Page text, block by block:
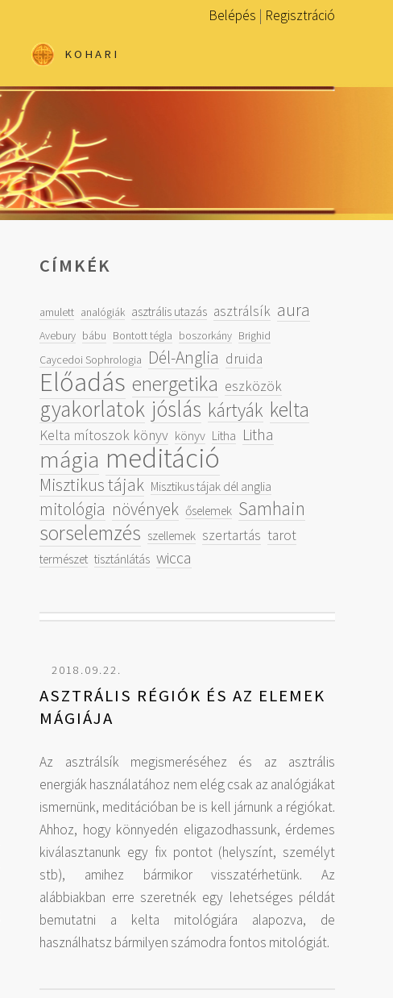
Belépés | Regisztráció
KOHARI
CÍMKÉK
amulett analógiák asztrális utazás asztrálsík aura
Avebury bábu Bontott tégla boszorkány Brighid
Caycedoi Sophrologia
Dél-Anglia druida
Előadás energetika eszközök
gyakorlatok jóslás kártyák kelta
Kelta mítoszok könyv könyv Litha Litha
mágia meditáció
Misztikus tájak Misztikus tájak dél anglia
mitológia növények őselemek Samhain
sorselemzés szellemek szertartás tarot
természet tisztánlátás wicca
2018.09.22.
ASZTRÁLIS RÉGIÓK ÉS AZ ELEMEK
MÁGIÁJA
Az asztrálsík megismeréséhez és az asztrális
energiák használatához nem elég csak az analógiákat
ismernünk, meditációban be is kell járnunk a régiókat.
Ahhoz, hogy könnyedén eligazodhassunk, érdemes
kiválasztanunk egy fix pontot (helyszínt, személyt
stb), amihez bármikor visszatérhetünk. Az
alábbiakban erre szeretnék egy lehetséges példát
bemutatni a kelta mitológiára alapozva, de
használhatsz bármilyen számodra fontos mitológiát.